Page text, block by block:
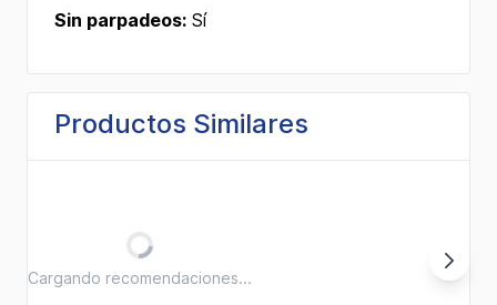
Sin parpadeos: Sí
Productos Similares
Cargando recomendaciones...